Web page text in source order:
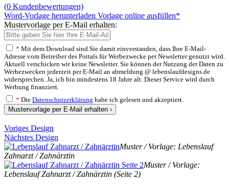
(0 Kundenbewertungen)
Word-Vorlage herunterladen Vorlage online ausfüllen*
Mustervorlage per E-Mail erhalten:
* Mit dem Download sind Sie damit einverstanden, dass Ihre E-Mail-
Adresse vom Betreiber des Portals für Werbezwecke per Newsletter genutzt wird.
Aktuell verschicken wir keine Newsletter. Sie können der Nutzung der Daten zu
Werbezwecken jederzeit per E-Mail an abmeldung @ lebenslaufdesigns.de
widersprechen. Ja, ich bin mindestens 18 Jahre alt. Dieser Service wird durch
Werbung finanziert.
* Die Datenschutzerklärung habe ich gelesen und akzeptiert.
Mustervorlage per E-Mail erhalten ›
Voriges Design
Nächstes Design
Muster / Vorlage: Lebenslauf
Zahnarzt / Zahnärztin
Muster / Vorlage:
Lebenslauf Zahnarzt / Zahnärztin (Seite 2)